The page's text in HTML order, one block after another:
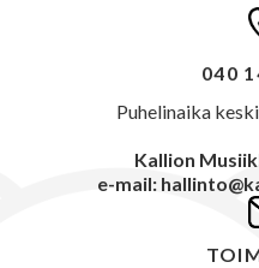
040
Puhelinaika
Kallion
e-mail: